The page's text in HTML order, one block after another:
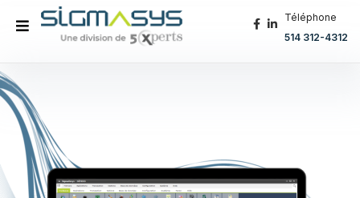
Téléphone
514 312-4312